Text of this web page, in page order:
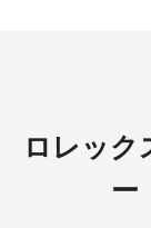
ロレック
ー